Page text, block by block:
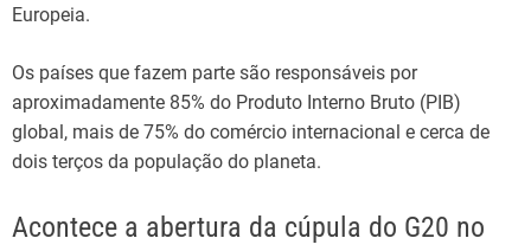
Europeia.
Os países que fazem parte são responsáveis por
aproximadamente 85% do Produto Interno Bruto (PIB)
global, mais de 75% do comércio internacional e cerca de
dois terços da população do planeta.
Acontece a abertura da cúpula do G20 no